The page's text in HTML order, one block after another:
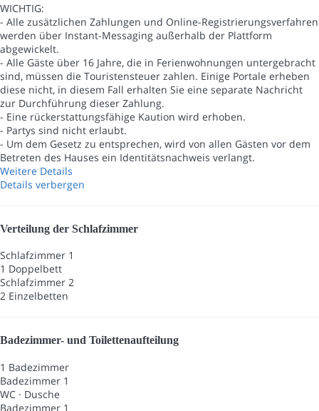
WICHTIG:
- Alle zusätzlichen Zahlungen und Online-Registrierungsverfahren
werden über Instant-Messaging außerhalb der Plattform
abgewickelt.
- Alle Gäste über 16 Jahre, die in Ferienwohnungen untergebracht
sind, müssen die Touristensteuer zahlen. Einige Portale erheben
diese nicht, in diesem Fall erhalten Sie eine separate Nachricht
zur Durchführung dieser Zahlung.
- Eine rückerstattungsfähige Kaution wird erhoben.
- Partys sind nicht erlaubt.
- Um dem Gesetz zu entsprechen, wird von allen Gästen vor dem
Betreten des Hauses ein Identitätsnachweis verlangt.
Weitere Details
Details verbergen
Verteilung der Schlafzimmer
Schlafzimmer 1
1 Doppelbett
Schlafzimmer 2
2 Einzelbetten
Badezimmer- und Toilettenaufteilung
1 Badezimmer
Badezimmer 1
WC · Dusche
Badezimmer 1